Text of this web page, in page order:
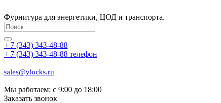
Фурнитура для энергетики, ЦОД и транспорта.
+ 7 (343) 343-48-88
+ 7 (343) 343-48-88 телефон
sales@ylocks.ru
Мы работаем: с 9:00 до 18:00
Заказать звонок